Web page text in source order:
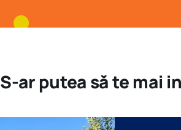
S-ar putea să te mai